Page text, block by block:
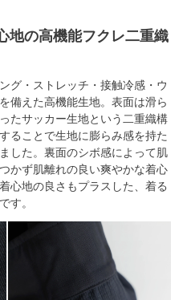
地の高機能フクレ二重織
グ・ストレッチ・接触冷感・ウ
備えた高機能生地。表面は滑ら
たサッカー生地という二重織構
ることで生地に膨らみ感を持た
した。裏面のシボ感によって肌
かず肌離れの良い爽やかな着心
心地の良さもプラスした、着る
す。